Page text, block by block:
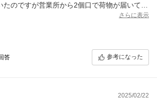
のですが営業所から2個口で荷物が届いてる
いていないのですがと親切に連絡していただ
てくれることになりました。
雪が無いので、まだ稼働はしていませんが組
ぐらいで説明書通りにやれば問題ないと思い
さらに表示
答 参考になった
2025/02/22